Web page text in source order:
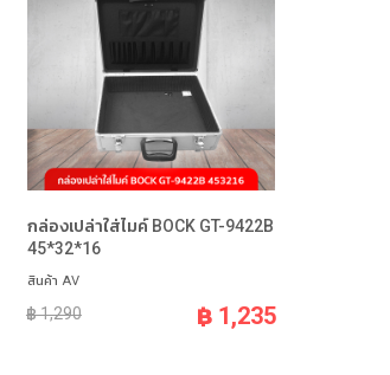
กล่องเปล่าใส่ไมค์ BOCK GT-9422B
45*32*16
สินค้า AV
฿ 1,290 ฿ 1,235